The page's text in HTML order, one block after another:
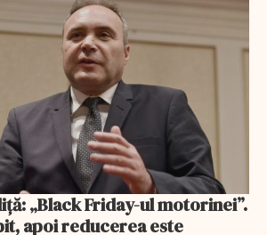
„Black Friday-ul motorinei”.
apoi reducerea este